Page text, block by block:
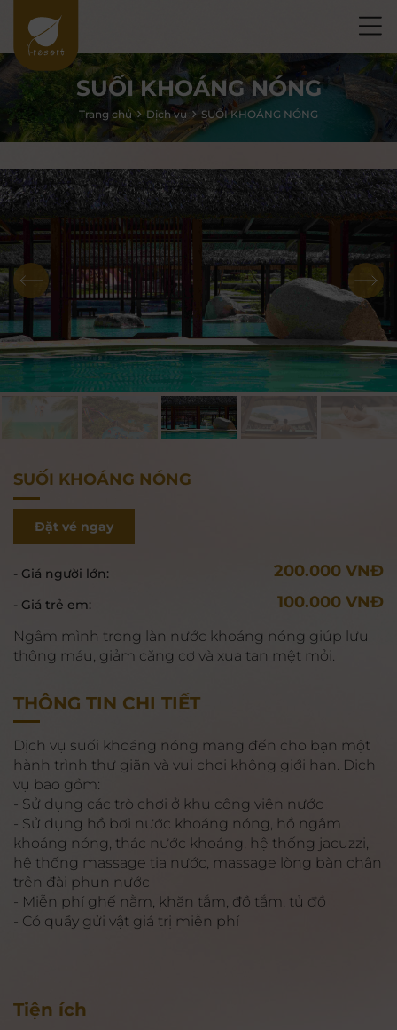
SUỐI KHOÁNG NÓNG
Trang chủ Dịch vụ SUỐI KHOÁNG NÓNG
SUỐI KHOÁNG NÓNG
Đặt vé ngay
- Giá người lớn: 200.000 VNĐ
- Giá trẻ em: 100.000 VNĐ
Ngâm mình trong làn nước khoáng nóng giúp lưu
thông máu, giảm căng cơ và xua tan mệt mỏi.
THÔNG TIN CHI TIẾT
Dịch vụ suối khoáng nóng mang đến cho bạn một
hành trình thư giãn và vui chơi không giới hạn. Dịch
vụ bao gồm:
- Sử dụng các trò chơi ở khu công viên nước
- Sử dụng hồ bơi nước khoáng nóng, hồ ngâm
khoáng nóng, thác nước khoáng, hệ thống jacuzzi,
hệ thống massage tia nước, massage lòng bàn chân
trên đài phun nước
- Miễn phí ghế nằm, khăn tắm, đồ tắm, tủ đồ
- Có quầy gửi vật giá trị miễn phí
Tiện ích